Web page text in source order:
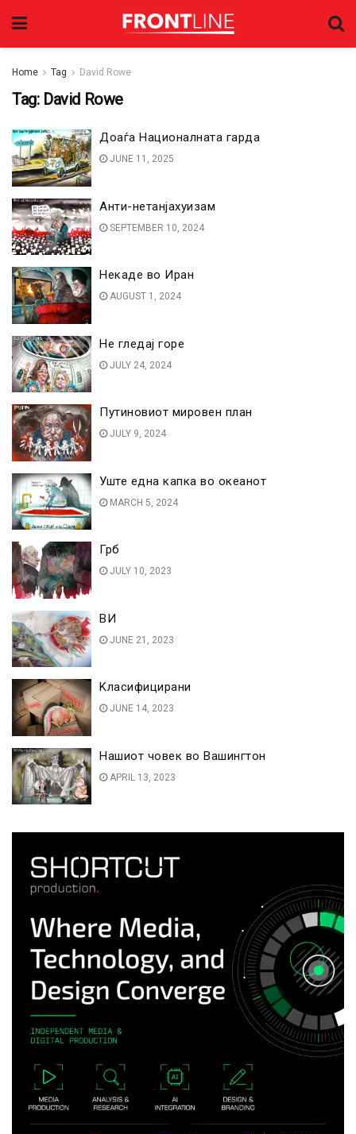
Home Tag David Rowe
Tag: David Rowe
Доаѓа Националната гарда
JUNE 11, 2025
Анти-нетанјахуизам
SEPTEMBER 10, 2024
Некаде во Иран
AUGUST 1, 2024
Не гледај горе
JULY 24, 2024
Путиновиот мировен план
JULY 9, 2024
Уште една капка во океанот
MARCH 5, 2024
Грб
JULY 10, 2023
ВИ
JUNE 21, 2023
Kласифицирани
JUNE 14, 2023
Нашиот човек во Вашингтон
APRIL 13, 2023